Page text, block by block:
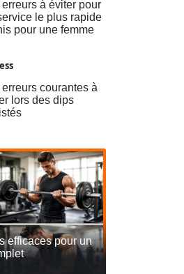
erreurs à éviter pour
le plus rapide
pour une femme
erreurs courantes à
lors des dips
efficaces pour un